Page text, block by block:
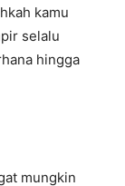
kamu
selalu
hingga
mungkin